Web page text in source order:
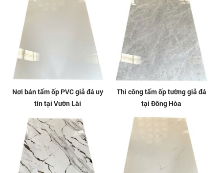
Nơi bán tấm ốp PVC giả đá uy
tín tại Vườn Lài
Thi công tấm ốp tường giả đá
tại Đông Hòa